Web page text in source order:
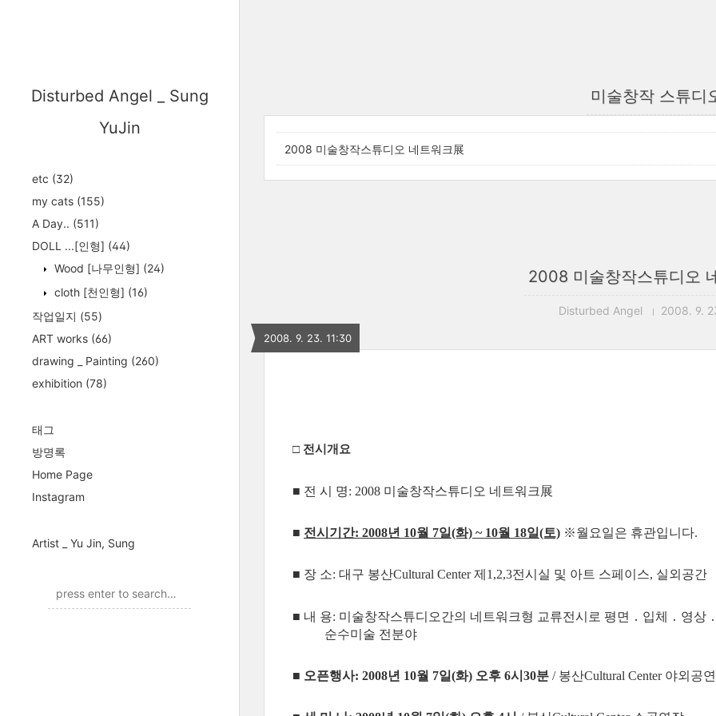
Disturbed Angel _ Sung
YuJin
etc (32)
my cats (155)
A Day.. (511)
DOLL ...[인형] (44)
Wood [나무인형] (24)
cloth [천인형] (16)
작업일지 (55)
ART works (66)
drawing _ Painting (260)
exhibition (78)
태그
방명록
Home Page
Instagram
Artist _ Yu Jin, Sung
미술창작 스튜디
2008 미술창작스튜디오 네트워크展
2008 미술창작스튜디오
Disturbed Angel 2008. 9.
2008. 9. 23. 11:30
□ 전시개요
■ 전 시 명: 2008 미술창작스튜디오 네트워크展
■ 전시기간: 2008년 10월 7일(화) ~ 10월 18일(토) ※월요일은 휴관입니다.
■ 장 소: 대구 봉산Cultural Center 제1,2,3전시실 및 아트 스페이스, 실외공간
■ 내 용: 미술창작스튜디오간의 네트워크형 교류전시로 평면 ․ 입체 ․ 영상
순수미술 전분야
■ 오픈행사: 2008년 10월 7일(화) 오후 6시30분 / 봉산Cultural Center 야외공